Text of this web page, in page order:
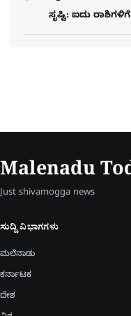
ಸೃಷ್ಟಿ: ಐದು
Malenadu
Just shivamogga news
ಸುದ್ದಿ ವಿಭಾಗಗಳು
ಮಲೆನಾಡು
ಕರ್ನಾಟಕ
ದೇಶ